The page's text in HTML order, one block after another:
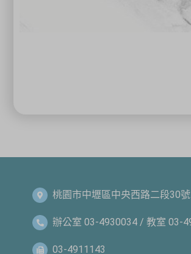
桃園市中壢區中央西路二段30
辦公室 03-4930034 / 教室 03-
03-4911143